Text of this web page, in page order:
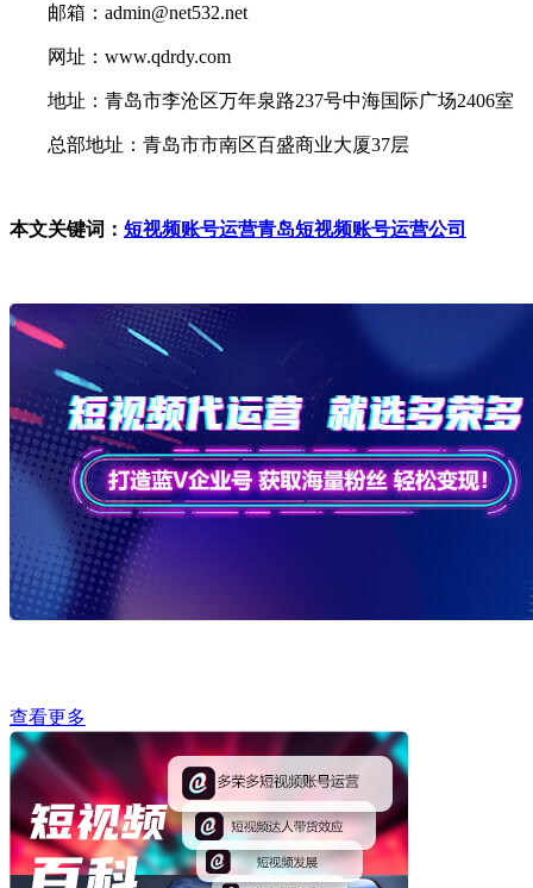
邮箱：admin@net532.net
网址：www.qdrdy.com
地址：青岛市李沧区万年泉路237号中海国际广场2406室
总部地址：青岛市市南区百盛商业大厦37层
本文关键词： 短视频账号运营青岛短视频账号运营公司
查看更多